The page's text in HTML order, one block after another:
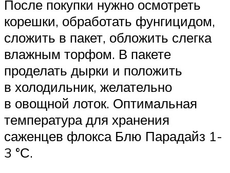
После покупки нужно осмотреть
корешки, обработать фунгицидом,
сложить в пакет, обложить слегка
влажным торфом. В пакете
проделать дырки и положить
в холодильник, желательно
в овощной лоток. Оптимальная
температура для хранения
саженцев флокса Блю Парадайз 1-
3 °С.